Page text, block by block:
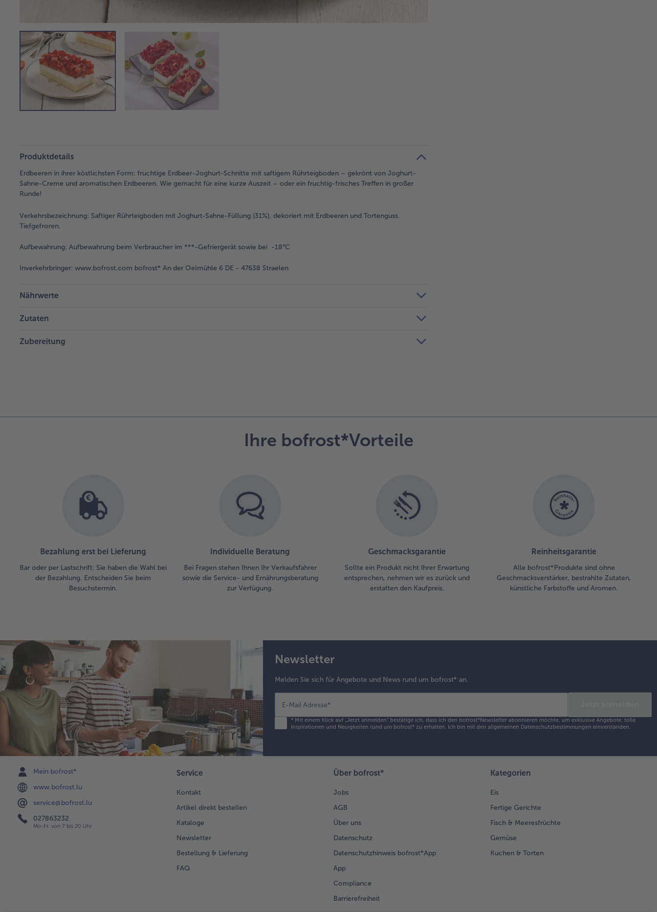
Produktdetails
Erdbeeren in ihrer köstlichsten Form: fruchtige Erdbeer-Joghurt-Schnitte mit saftigem Rührteigboden – gekrönt von Joghurt-
Sahne-Creme und aromatischen Erdbeeren. Wie gemacht für eine kurze Auszeit – oder ein fruchtig-frisches Treffen in großer
Runde!
Verkehrsbezeichnung: Saftiger Rührteigboden mit Joghurt-Sahne-Füllung (31%), dekoriert mit Erdbeeren und Tortenguss.
Tiefgefroren.
Aufbewahrung: Aufbewahrung beim Verbraucher im ***-Gefriergerät sowie bei -18°C
Inverkehrbringer: www.bofrost.com bofrost* An der Oelmühle 6 DE - 47638 Straelen
Nährwerte
Zutaten
Zubereitung
Ihre bofrost*Vorteile
Bezahlung erst bei Lieferung
Bar oder per Lastschrift: Sie haben die Wahl bei
der Bezahlung. Entscheiden Sie beim
Besuchstermin.
Individuelle Beratung
Bei Fragen stehen Ihnen Ihr Verkaufsfahrer
sowie die Service- und Ernährungsberatung
zur Verfügung.
Geschmacksgarantie
Sollte ein Produkt nicht Ihrer Erwartung
entsprechen, nehmen wir es zurück und
erstatten den Kaufpreis.
Reinheitsgarantie
Alle bofrost*Produkte sind ohne
Geschmacksverstärker, bestrahlte Zutaten,
künstliche Farbstoffe und Aromen.
Newsletter
Melden Sie sich für Angebote und News rund um bofrost* an.
E-Mail Adresse*
*Mit einem Klick auf „Jetzt anmelden" bestätige ich, dass ich den bofrost*Newsletter abonnieren möchte, um exklusive Angebote, tolle
Inspirationen und Neuigkeiten rund um bofrost* zu erhalten. Ich bin mit den allgemeinen Datenschutzbestimmungen einverstanden.
Mein bofrost*
www.bofrost.lu
service@bofrost.lu
027863232
Mo-Fr. von 7 bis 20 Uhr
Service
Kontakt
Artikel direkt bestellen
Kataloge
Newsletter
Bestellung & Lieferung
FAQ
Über bofrost*
Jobs
AGB
Über uns
Datenschutz
Datenschutzhinweis bofrost*App
App
Compliance
Barrierefreiheit
Kategorien
Eis
Fertige Gerichte
Fisch & Meeresfrüchte
Gemüse
Kuchen & Torten